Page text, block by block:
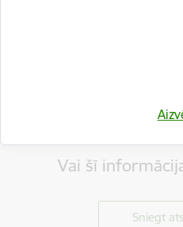
Vai šī
Sniegt